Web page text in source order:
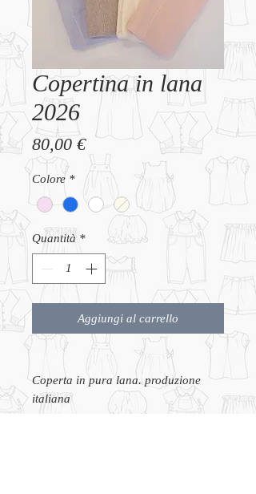
Copertina in lana
2026
80,00 €Prezzo
Colore *
Quantità *
Aggiungi al carrello
Coperta in pura lana. produzione
italiana